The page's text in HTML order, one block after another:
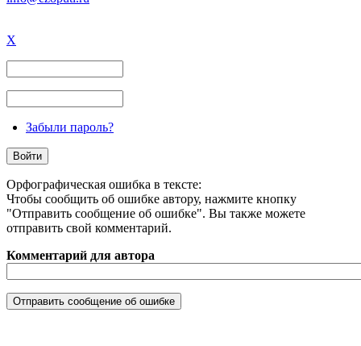
X
Забыли пароль?
Орфографическая ошибка в тексте:
Чтобы сообщить об ошибке автору, нажмите кнопку
"Отправить сообщение об ошибке". Вы также можете
отправить свой комментарий.
Комментарий для автора